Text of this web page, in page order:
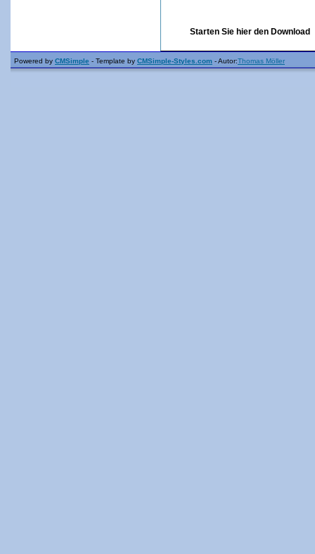
Starten Sie hier den
Powered by CMSimple - Template by CMSimple-Styles.com - Autor:Thomas Möller